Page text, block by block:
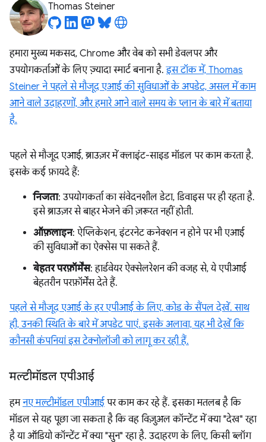
Thomas Steiner
हमारा मुख्य मकसद, Chrome और वेब को सभी डेवलपर और
उपयोगकर्ताओं के लिए ज़्यादा स्मार्ट बनाना है.इस टॉक में, Thomas
Steiner ने पहले से मौजूद एआई की सुविधाओं के अपडेट, असल में काम
आने वाले उदाहरणों, और हमारे आने वाले समय के प्लान के बारे में बताया
है.
पहले से मौजूद एआई, ब्राउज़र में क्लाइंट-साइड मॉडल पर काम करता है.
इसके कई फ़ायदे हैं:
निजता: उपयोगकर्ता का संवेदनशील डेटा, डिवाइस पर ही रहता है.
इसे ब्राउज़र से बाहर भेजने की ज़रूरत नहीं होती.
ऑफ़लाइन: ऐप्लिकेशन, इंटरनेट कनेक्शन न होने पर भी एआई
की सुविधाओं का ऐक्सेस पा सकते हैं.
बेहतर परफ़ॉर्मेंस: हार्डवेयर ऐक्सेलरेशन की वजह से, ये एपीआई
बेहतरीन परफ़ॉर्मेंस देते हैं.
पहले से मौजूद एआई के हर एपीआई के लिए, कोड के सैंपल देखें. साथ
ही, उनकी स्थिति के बारे में अपडेट पाएं. इसके अलावा, यह भी देखें कि
कौनसी कंपनियां इस टेक्नोलॉजी को लागू कर रही हैं.
मल्टीमॉडल एपीआई
हमनए मल्टीमॉडल एपीआई पर काम कर रहे हैं. इसका मतलब है कि
मॉडल से यह पूछा जा सकता है कि वह विज़ुअल कॉन्टेंट में क्या "देख" रहा
है या ऑडियो कॉन्टेंट में क्या "सुन" रहा है. उदाहरण के लिए, किसी ब्लॉग